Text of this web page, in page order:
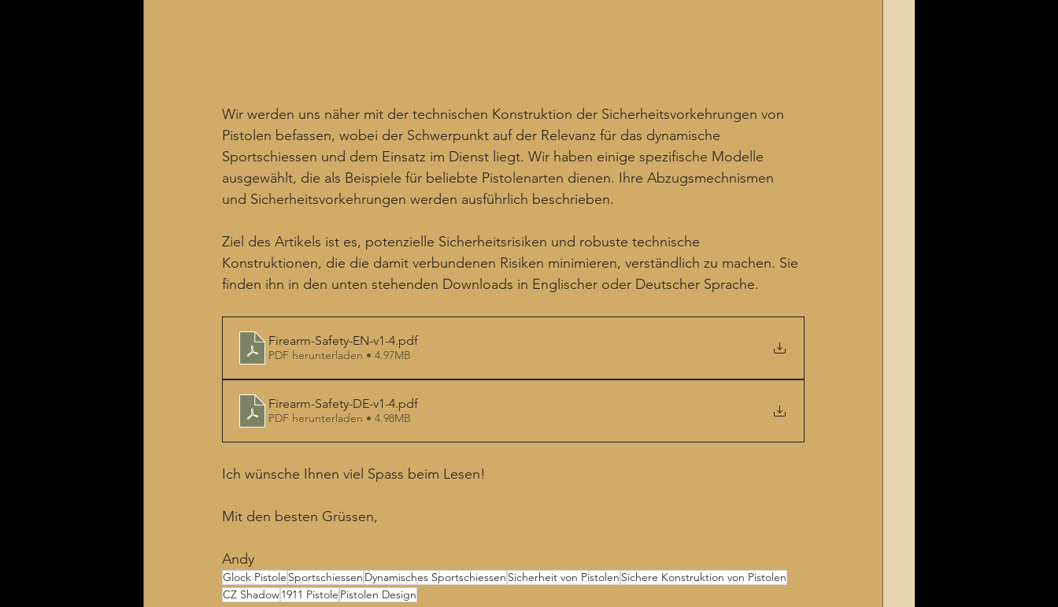
Wir werden uns näher mit der technischen Konstruktion der Sicherheitsvorkehrungen von
Pistolen befassen, wobei der Schwerpunkt auf der Relevanz für das dynamische
Sportschiessen und dem Einsatz im Dienst liegt. Wir haben einige spezifische Modelle
ausgewählt, die als Beispiele für beliebte Pistolenarten dienen. Ihre Abzugsmechnismen
und Sicherheitsvorkehrungen werden ausführlich beschrieben.
Ziel des Artikels ist es, potenzielle Sicherheitsrisiken und robuste technische
Konstruktionen, die die damit verbundenen Risiken minimieren, verständlich zu machen. Sie
finden ihn in den unten stehenden Downloads in Englischer oder Deutscher Sprache.
Firearm-Safety-EN-v1-4.pdf
PDF herunterladen • 4.97MB
Firearm-Safety-DE-v1-4.pdf
PDF herunterladen • 4.98MB
Ich wünsche Ihnen viel Spass beim Lesen!
Mit den besten Grüssen,
Andy
Glock Pistole Sportschiessen Dynamisches Sportschiessen Sicherheit von Pistolen Sichere Konstruktion von Pistolen
CZ Shadow1911 Pistole Pistolen Design